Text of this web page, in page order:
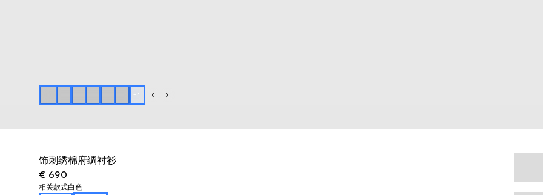
+ 1
饰刺绣棉府绸衬衫
€ 690
相关款式白色